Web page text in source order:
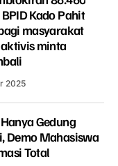
BPID Kado Pahit
masyarakat
minta
2025
Gedung
Demo Mahasiswa
Total